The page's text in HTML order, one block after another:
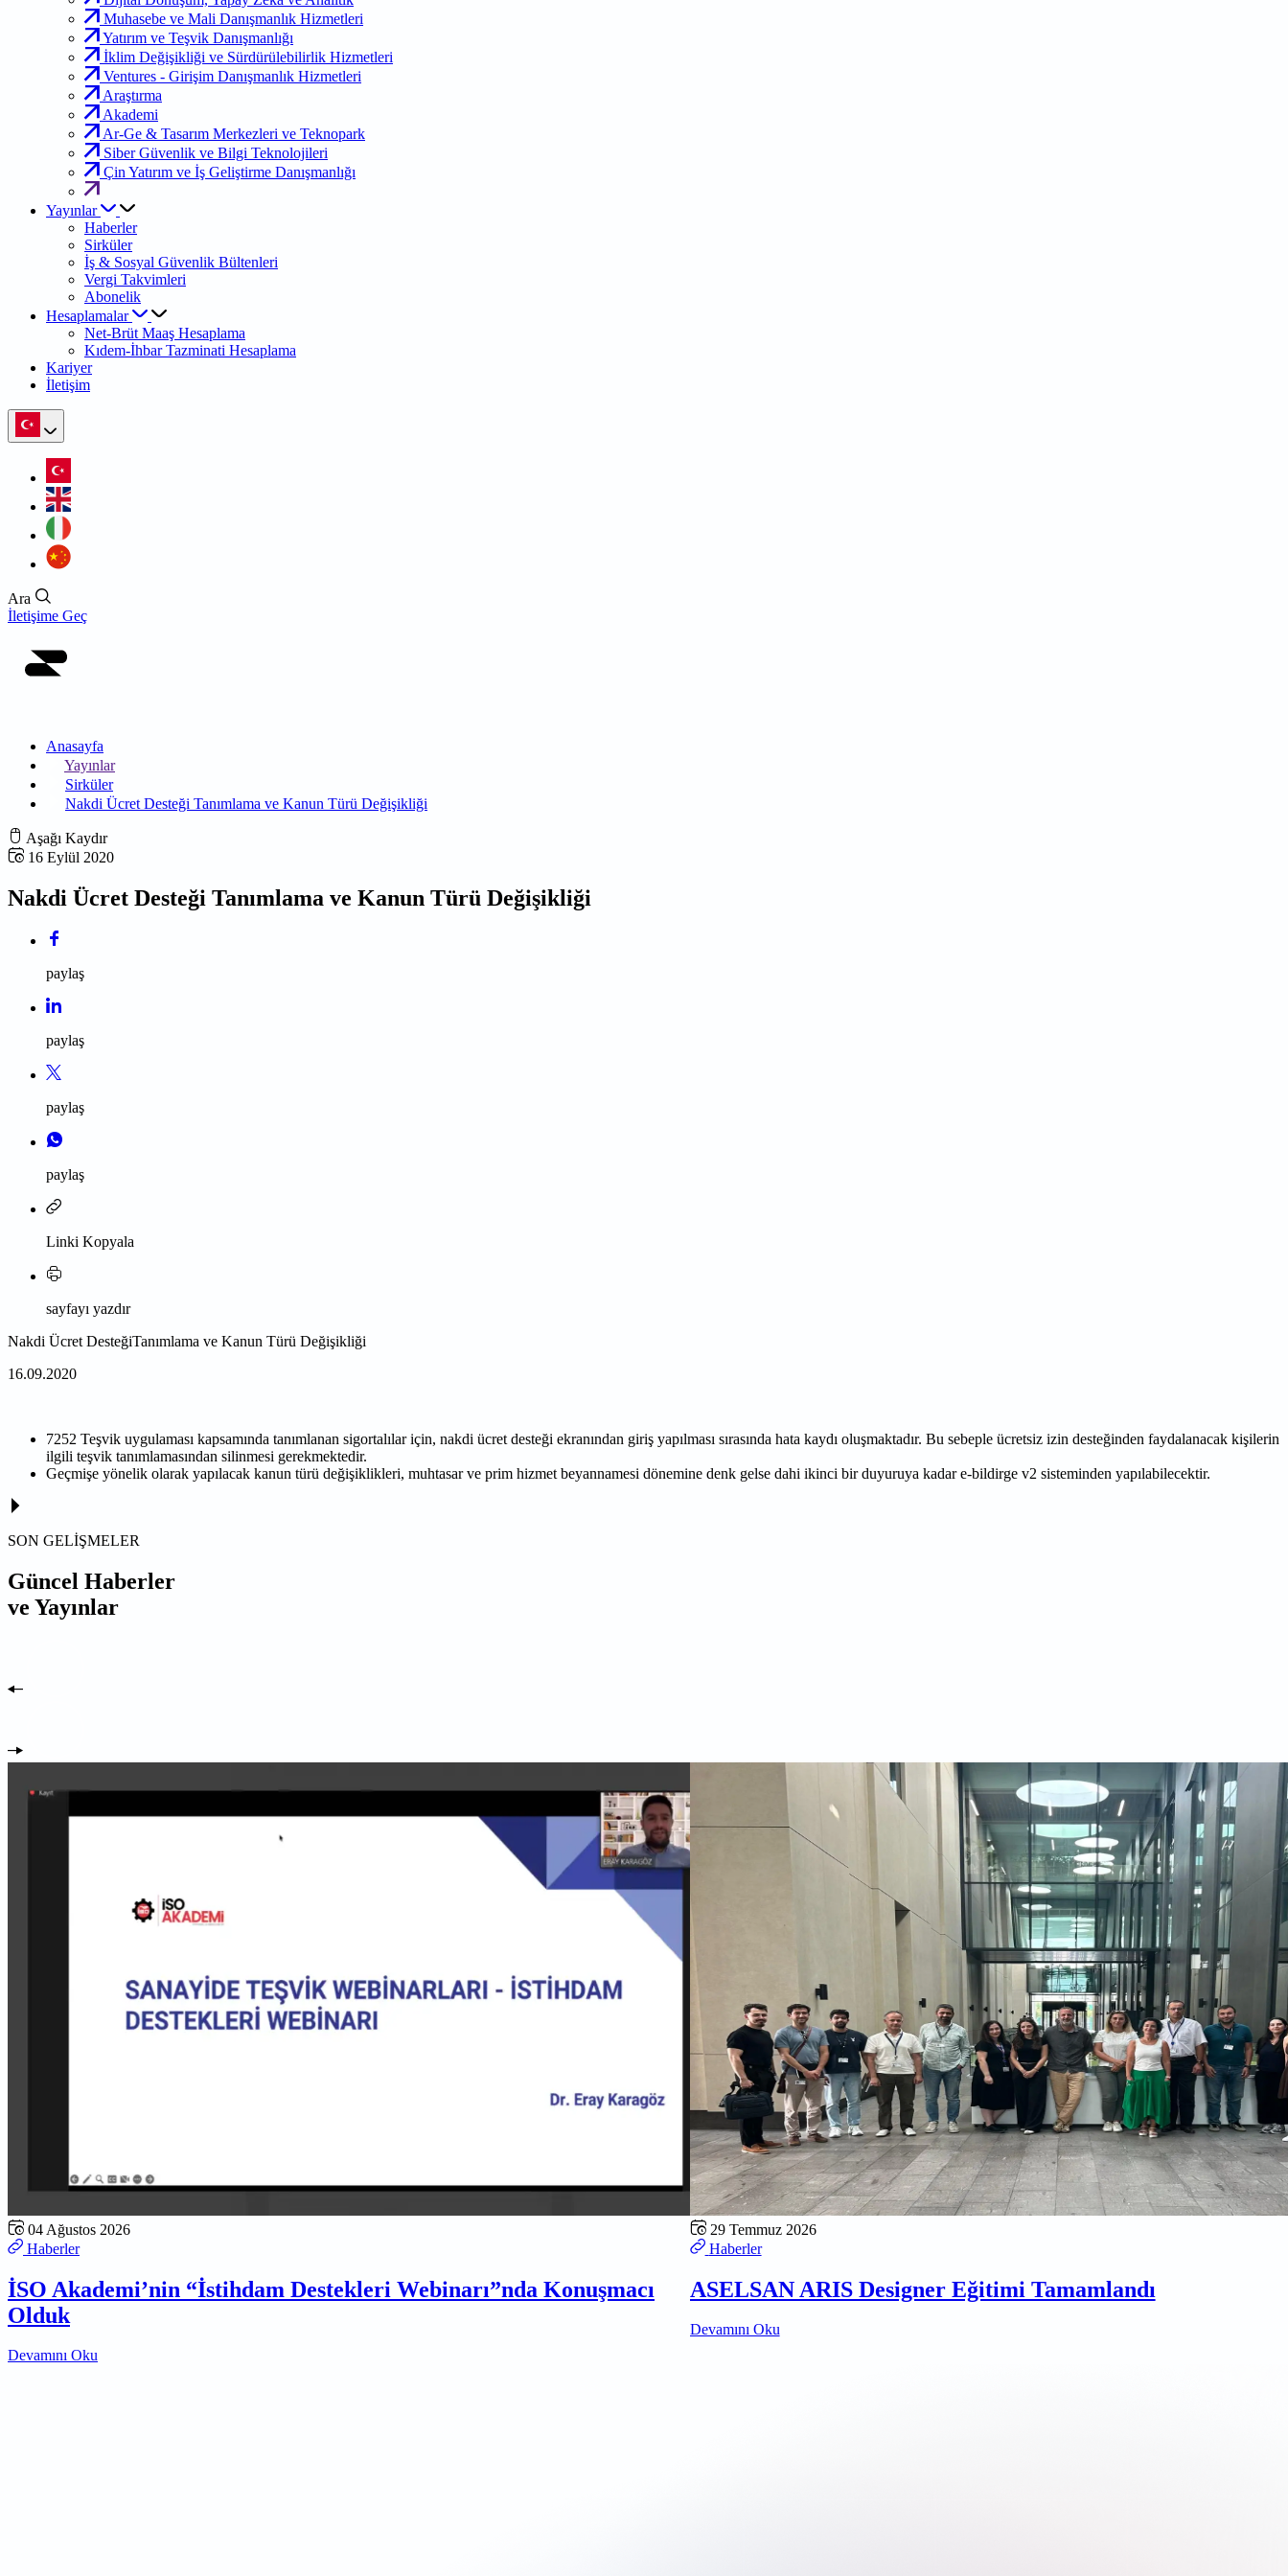
Muhasebe ve Mali Danışmanlık Hizmetleri
Yatırım ve Teşvik Danışmanlığı
İklim Değişikliği ve Sürdürülebilirlik Hizmetleri
Ventures - Girişim Danışmanlık Hizmetleri
Araştırma
Akademi
Ar-Ge & Tasarım Merkezleri ve Teknopark
Siber Güvenlik ve Bilgi Teknolojileri
Çin Yatırım ve İş Geliştirme Danışmanlığı
Yayınlar
Haberler
Sirküler
İş & Sosyal Güvenlik Bültenleri
Vergi Takvimleri
Abonelik
Hesaplamalar
Net-Brüt Maaş Hesaplama
Kıdem-İhbar Tazminati Hesaplama
Kariyer
İletişim
Ara
İletişime Geç
Anasayfa
Yayınlar
Sirküler
Nakdi Ücret Desteği Tanımlama ve Kanun Türü Değişikliği
Aşağı Kaydır
16 Eylül 2020
Nakdi Ücret Desteği Tanımlama ve Kanun Türü Değişikliği
paylaş
paylaş
paylaş
paylaş
Linki Kopyala
sayfayı yazdır
Nakdi Ücret DesteğiTanımlama ve Kanun Türü Değişikliği
16.09.2020
7252 Teşvik uygulaması kapsamında tanımlanan sigortalılar için, nakdi ücret desteği ekranından giriş yapılması sırasında hata kaydı oluşmaktadır. Bu sebeple ücretsiz izin desteğinden faydalanacak kişilerin
ilgili teşvik tanımlamasından silinmesi gerekmektedir.
Geçmişe yönelik olarak yapılacak kanun türü değişiklikleri, muhtasar ve prim hizmet beyannamesi dönemine denk gelse dahi ikinci bir duyuruya kadar e-bildirge v2 sisteminden yapılabilecektir.
SON GELİŞMELER
Güncel Haberler
ve Yayınlar
04 Ağustos 2026
Haberler
İSO Akademi’nin “İstihdam Destekleri Webinarı”nda Konuşmacı
Olduk
Devamını Oku
29 Temmuz 2026
Haberler
ASELSAN ARIS Designer Eğitimi Tamamlandı
Devamını Oku